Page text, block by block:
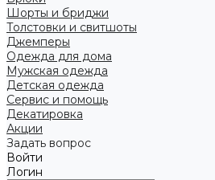
Шорты и бриджи
Толстовки и свитшоты
Джемперы
Одежда для дома
Мужская одежда
Детская одежда
Сервис и помощь
Декатировка
Акции
Задать вопрос
Войти
Логин